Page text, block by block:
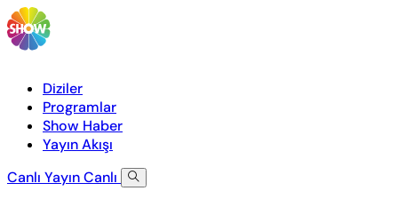
Diziler
Programlar
Show Haber
Yayın Akışı
Canlı YayınCanlı